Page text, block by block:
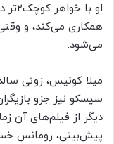
او
همکاری می‌کند، و
می‌شود.
میلا کونیس، زوئی
سیسکو نیز جزو
دیگر از فیلم‌های آن
پیش‌بینی، رومانس